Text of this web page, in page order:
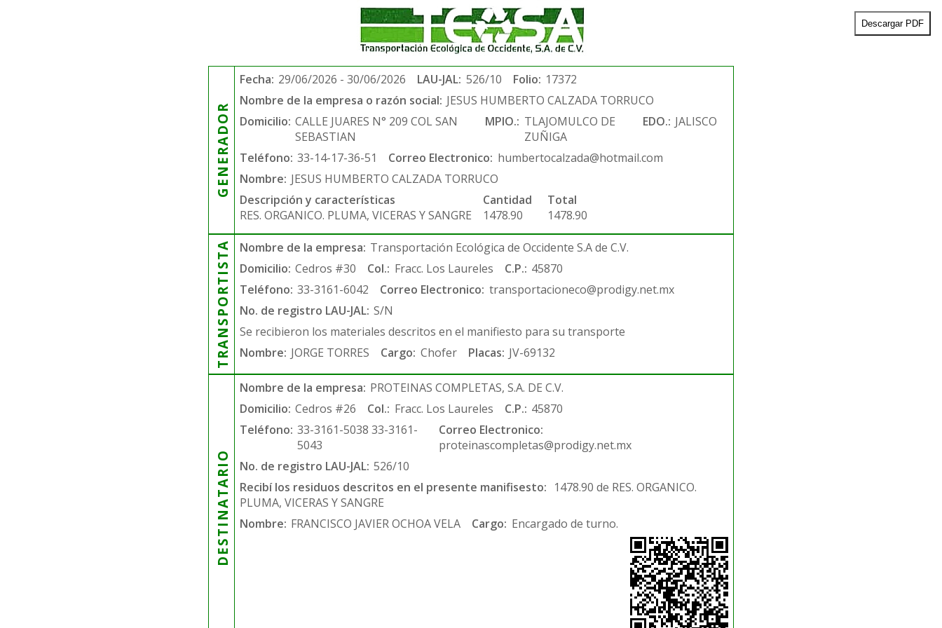
Descargar PDF
GENERADOR
Fecha: 29/06/2026 - 30/06/2026 LAU-JAL: 526/10 Folio: 17372
Nombre de la empresa o razón social: JESUS HUMBERTO CALZADA TORRUCO
Domicilio: CALLE JUARES N° 209 COL SAN
SEBASTIAN
MPIO.: TLAJOMULCO DE
ZUÑIGA
EDO.: JALISCO
Teléfono: 33-14-17-36-51 Correo Electronico: humbertocalzada@hotmail.com
Nombre: JESUS HUMBERTO CALZADA TORRUCO
Descripción y características
RES. ORGANICO. PLUMA, VICERAS Y SANGRE
Cantidad
1478.90
Total
1478.90
TRANSPORTISTA Nombre de la empresa: Transportación Ecológica de Occidente S.A de C.V.
Domicilio: Cedros #30 Col.: Fracc. Los Laureles C.P.: 45870
Teléfono: 33-3161-6042 Correo Electronico: transportacioneco@prodigy.net.mx
No. de registro LAU-JAL: S/N
Se recibieron los materiales descritos en el manifiesto para su transporte
Nombre: JORGE TORRES Cargo: Chofer Placas: JV-69132
DESTINATARIO
Nombre de la empresa: PROTEINAS COMPLETAS, S.A. DE C.V.
Domicilio: Cedros #26 Col.: Fracc. Los Laureles C.P.: 45870
Teléfono: 33-3161-5038 33-3161-
5043
Correo Electronico:
proteinascompletas@prodigy.net.mx
No. de registro LAU-JAL: 526/10
Recibí los residuos descritos en el presente manifisesto: 1478.90 de RES. ORGANICO.
PLUMA, VICERAS Y SANGRE
Nombre: FRANCISCO JAVIER OCHOA VELA Cargo: Encargado de turno.